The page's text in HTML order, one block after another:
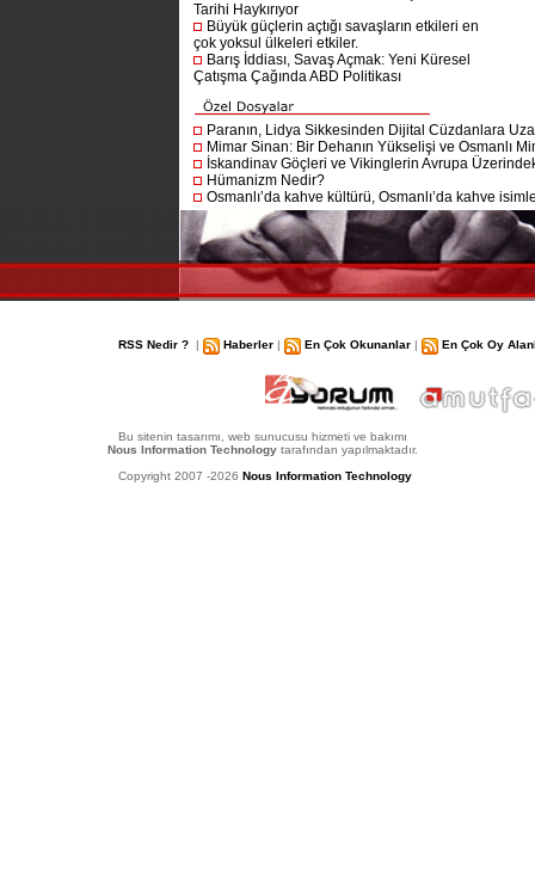
Tarihi Haykırıyor
Büyük güçlerin açtığı savaşların etkileri en
çok yoksul ülkeleri etkiler.
Barış İddiası, Savaş Açmak: Yeni Küresel
Çatışma Çağında ABD Politikası
Paranın, Lidya Sikkesinden Dijital Cüzdanlara
Mimar Sinan: Bir Dehanın Yükselişi ve Osmanlı
İskandinav Göçleri ve Vikinglerin Avrupa
Hümanizm Nedir?
Osmanlı’da kahve kültürü, Osmanlı’da kahve
RSS Nedir ? | Haberler | En Çok Okunanlar | En Çok Oy
Bu sitenin tasarımı, web sunucusu hizmeti ve bakımı
Nous Information Technology tarafından yapılmaktadır.
Copyright 2007 -2026 Nous Information Technology